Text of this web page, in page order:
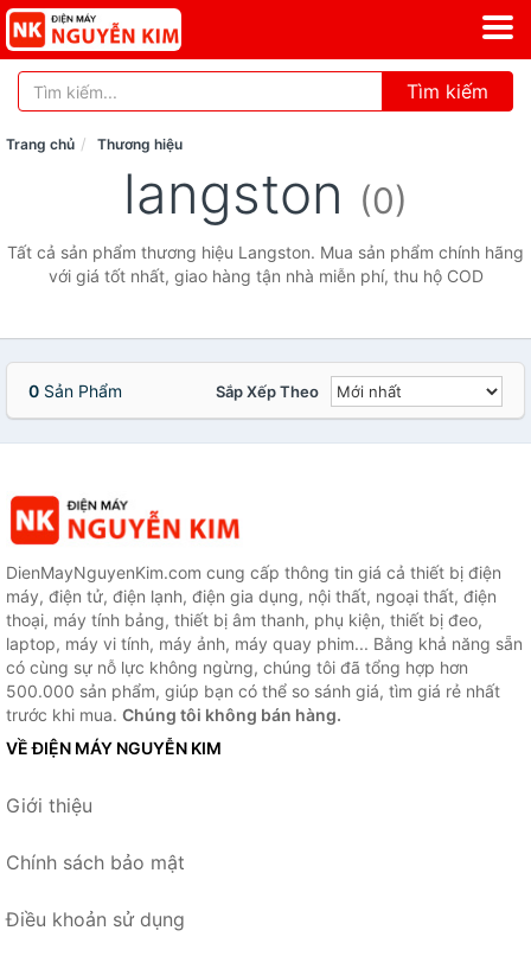
Tìm kiếm
Trang chủ Thương hiệu
langston (0)
Tất cả sản phẩm thương hiệu Langston. Mua sản phẩm chính hãng
với giá tốt nhất, giao hàng tận nhà miễn phí, thu hộ COD
0 Sản Phẩm Sắp Xếp Theo
DienMayNguyenKim.com cung cấp thông tin giá cả thiết bị điện
máy, điện tử, điện lạnh, điện gia dụng, nội thất, ngoại thất, điện
thoại, máy tính bảng, thiết bị âm thanh, phụ kiện, thiết bị đeo,
laptop, máy vi tính, máy ảnh, máy quay phim... Bằng khả năng sẵn
có cùng sự nỗ lực không ngừng, chúng tôi đã tổng hợp hơn
500.000 sản phẩm, giúp bạn có thể so sánh giá, tìm giá rẻ nhất
trước khi mua. Chúng tôi không bán hàng.
VỀ ĐIỆN MÁY NGUYỄN KIM
Giới thiệu
Chính sách bảo mật
Điều khoản sử dụng